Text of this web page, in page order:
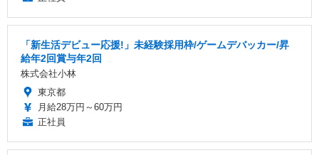
「新生活デビュー応援!」未経験採用枠/ゲームデバッカー/昇
給年2回賞与年2回
株式会社小林
東京都
月給28万円～60万円
正社員